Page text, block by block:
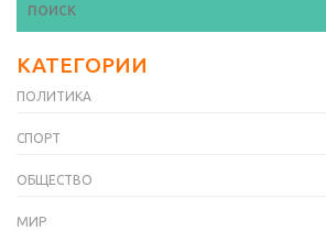
КАТЕГОРИИ
ПОЛИТИКА
СПОРТ
ОБЩЕСТВО
МИР